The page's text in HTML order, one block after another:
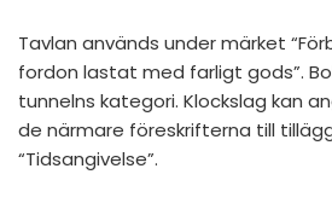
Tavlan används under märket
fordon lastat med farligt gods”.
tunnelns kategori. Klockslag kan
de närmare föreskrifterna till
“Tidsangivelse”.